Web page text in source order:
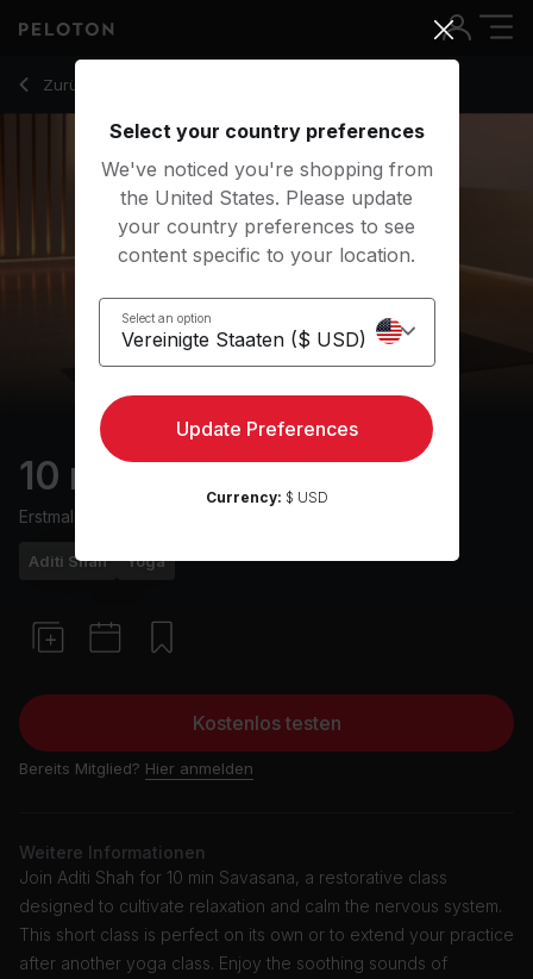
Zurück zu Yoga-Kurse
Zurück
10 min Savasana
Erstmals ausgestrahlt am
Aditi Shah Yoga
Kostenlos testen
Bereits Mitglied? Hier anmelden
Weitere Informationen
Join Aditi Shah for 10 min Savasana, a restorative class
designed to cultivate relaxation and calm the nervous system.
This short class is perfect on its own or to extend your practice
after another yoga class. Enjoy the soothing sounds of
10 Min Savasana Yoga with Electronic Music - Aditi Shah
Select your country preferences
We've noticed you're shopping from
the United States. Please update
your country preferences to see
content specific to your location.
Select an option
Update Preferences
Currency: $ USD